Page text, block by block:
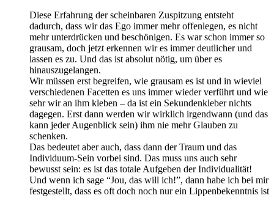
Diese Erfahrung der scheinbaren Zuspitzung entsteht
dadurch, dass wir das Ego immer mehr offenlegen, es nicht
mehr unterdrücken und beschönigen. Es war schon immer so
grausam, doch jetzt erkennen wir es immer deutlicher und
lassen es zu. Und das ist absolut nötig, um über es
hinauszugelangen.
Wir müssen erst begreifen, wie grausam es ist und in wieviel
verschiedenen Facetten es uns immer wieder verführt und wie
sehr wir an ihm kleben – da ist ein Sekundenkleber nichts
dagegen. Erst dann werden wir wirklich irgendwann (und das
kann jeder Augenblick sein) ihm nie mehr Glauben zu
schenken.
Das bedeutet aber auch, dass dann der Traum und das
Individuum-Sein vorbei sind. Das muss uns auch sehr
bewusst sein: es ist das totale Aufgeben der Individualität!
Und wenn ich sage “Jou, das will ich!”, dann habe ich bei mir
festgestellt, dass es oft doch noch nur ein Lippenbekenntnis ist